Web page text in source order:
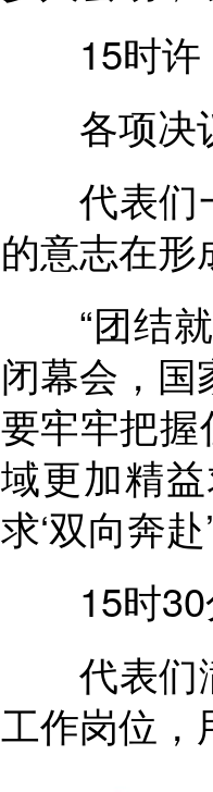
15时许
各项决议
代表们一
的意志在
“团结就
闭幕会，国
要牢牢把
域更加精
求‘双向奔赴
15时30
代表们满
工作岗位，